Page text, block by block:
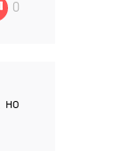
0
но